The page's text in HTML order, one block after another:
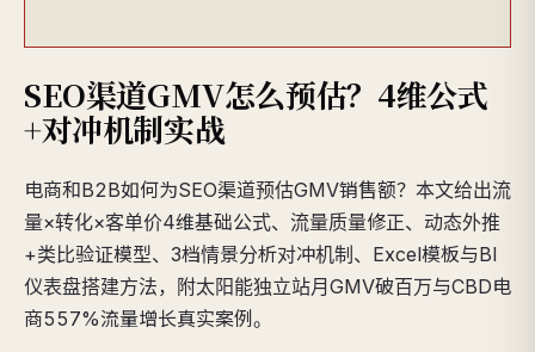
SEO渠道GMV怎么预估？4维公式
+对冲机制实战
电商和B2B如何为SEO渠道预估GMV销售额？本文给出流
量×转化×客单价4维基础公式、流量质量修正、动态外推
+类比验证模型、3档情景分析对冲机制、Excel模板与BI
仪表盘搭建方法，附太阳能独立站月GMV破百万与CBD电
商557%流量增长真实案例。